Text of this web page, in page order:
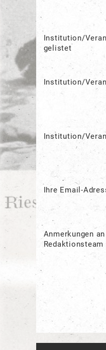
Institution/
gelistet
Institution/
Institution/
Ihre Email-
Anmerkungen
Redaktionsteam